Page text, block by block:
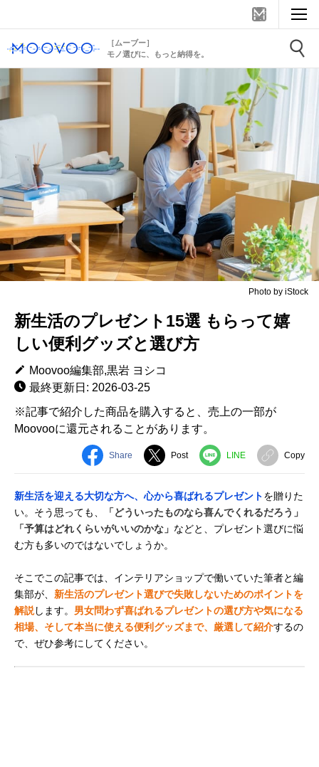
［ムーブー］
モノ選びに、もっと納得を。
Photo by iStock
新生活のプレゼント15選 もらって嬉
しい便利グッズと選び方
Moovoo編集部,黒岩 ヨシコ
最終更新日: 2026-03-25
※記事で紹介した商品を購入すると、売上の一部が
Moovooに還元されることがあります。
Share Post LINE Copy
新生活を迎える大切な方へ、心から喜ばれるプレゼントを贈りた
い。そう思っても、
「どういったものなら喜んでくれるだろう」
「予算はどれくらいがいいのかな」 などと、プレゼント選びに悩
む方も多いのではないでしょうか。
そこでこの記事では、インテリアショップで働いていた筆者と編
集部が、 新生活のプレゼント選びで失敗しないためのポイントを
解説します。 男女問わず喜ばれるプレゼントの選び方や気になる
相場、そして本当に使える便利グッズまで、厳選して紹介するの
で、ぜひ参考にしてください。